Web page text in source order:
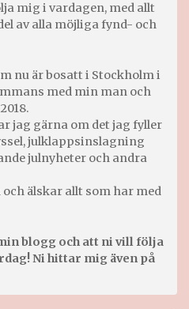
mig i vardagen, med allt
av alla möjliga fynd- och
nu är bosatt i Stockholm i
med min man och
jag gärna om det jag fyller
julklappsinslagning
julnyheter och andra
älskar allt som har med
blogg och att ni vill följa
Ni hittar mig även på